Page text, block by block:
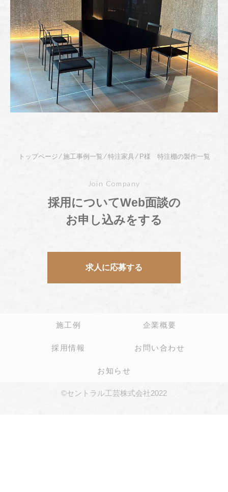
" alt="" />
トップページ⁄施工事例一覧⁄特注家具⁄ P様 特注棚の製作一覧
Join Company
採用についてWeb面談の
お申し込みをする
求人に応募する
施工例 企業概要
採用情報 お問い合わせ
お知らせ
©セントラル工芸株式会社2022